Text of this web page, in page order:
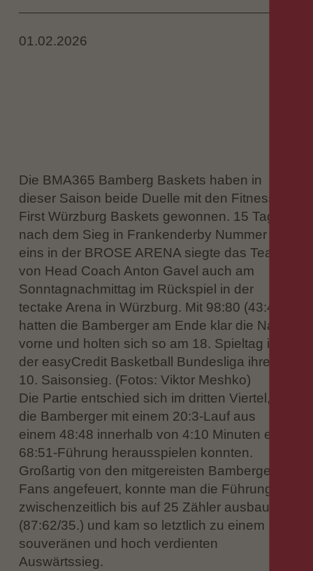
01.02.2026
Die BMA365 Bamberg Baskets haben in
dieser Saison beide Duelle mit den Fitness
First Würzburg Baskets gewonnen. 15 Tage
nach dem Sieg in Frankenderby Nummer
eins in der BROSE ARENA siegte das Team
von Head Coach Anton Gavel auch am
Sonntagnachmittag im Rückspiel in der
tectake Arena in Würzburg. Mit 98:80 (43:42)
hatten die Bamberger am Ende klar die Nase
vorne und holten sich so am 18. Spieltag in
der easyCredit Basketball Bundesliga ihren
10. Saisonsieg. (Fotos: Viktor Meshko)
Die Partie entschied sich im dritten Viertel, als
die Bamberger mit einem 20:3-Lauf aus
einem 48:48 innerhalb von 4:10 Minuten eine
68:51-Führung herausspielen konnten.
Großartig von den mitgereisten Bamberger
Fans angefeuert, konnte man die Führung
zwischenzeitlich bis auf 25 Zähler ausbauen
(87:62/35.) und kam so letztlich zu einem
souveränen und hoch verdienten
Auswärtssieg.